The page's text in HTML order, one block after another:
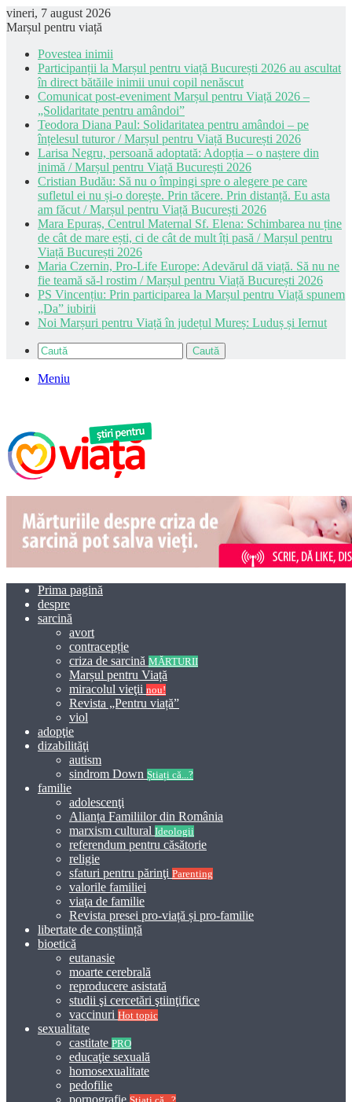
vineri, 7 august 2026
Marșul pentru viață
Povestea inimii
Participanții la Marșul pentru viață București 2026 au ascultat
în direct bătăile inimii unui copil nenăscut
Comunicat post-eveniment Marșul pentru Viață 2026 –
„Solidaritate pentru amândoi”
Teodora Diana Paul: Solidaritatea pentru amândoi – pe
înțelesul tuturor / Marșul pentru Viață București 2026
Larisa Negru, persoană adoptată: Adopția – o naștere din
inimă / Marșul pentru Viață București 2026
Cristian Budău: Să nu o împingi spre o alegere pe care
sufletul ei nu și-o dorește. Prin tăcere. Prin distanță. Eu asta
am făcut / Marșul pentru Viață București 2026
Mara Epuraș, Centrul Maternal Sf. Elena: Schimbarea nu ține
de cât de mare ești, ci de cât de mult îți pasă / Marșul pentru
Viață București 2026
Maria Czernin, Pro-Life Europe: Adevărul dă viață. Să nu ne
fie teamă să-l rostim / Marșul pentru Viață București 2026
PS Vincențiu: Prin participarea la Marșul pentru Viață spunem
„Da” iubirii
Noi Marșuri pentru Viață în județul Mureș: Luduș și Iernut
Caută
Meniu
Prima pagină
despre
sarcină
avort
contracepție
criza de sarcină MĂRTURII
Marșul pentru Viață
miracolul vieţii nou!
Revista „Pentru viață”
viol
adopţie
dizabilităţi
autism
sindrom Down Știați că...?
familie
adolescenţi
Alianța Familiilor din România
marxism cultural Ideologii
referendum pentru căsătorie
religie
sfaturi pentru părinţi Parenting
valorile familiei
viaţa de familie
Revista presei pro-viață și pro-familie
libertate de conștiință
bioetică
eutanasie
moarte cerebrală
reproducere asistată
studii şi cercetări ştiinţifice
vaccinuri Hot topic
sexualitate
castitate PRO
educaţie sexuală
homosexualitate
pedofilie
pornografie